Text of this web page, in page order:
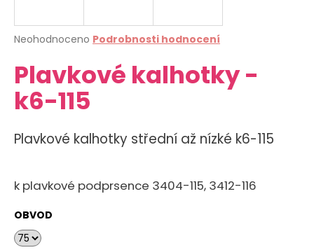
Průměrné
produktu
je
0,0
hvězdiček.
Neohodnoceno Podrobnosti hodnocení
Plavkové kalhotky -
k6-115
Plavkové kalhotky střední až nízké k6-115
k plavkové podprsence 3404-115, 3412-116
OBVOD
j
t
?
D
o